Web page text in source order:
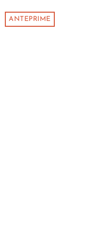
ANTEPRIME